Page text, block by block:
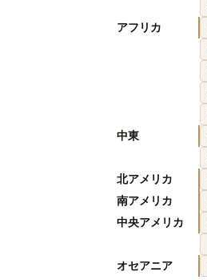
アフリカ
中東
北アメリカ
南アメリカ
中央アメリカ
オセアニア